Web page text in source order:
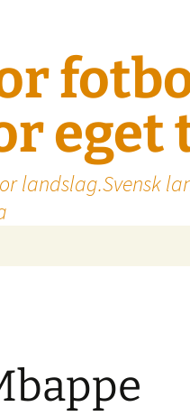
eget
landslag.Svensk